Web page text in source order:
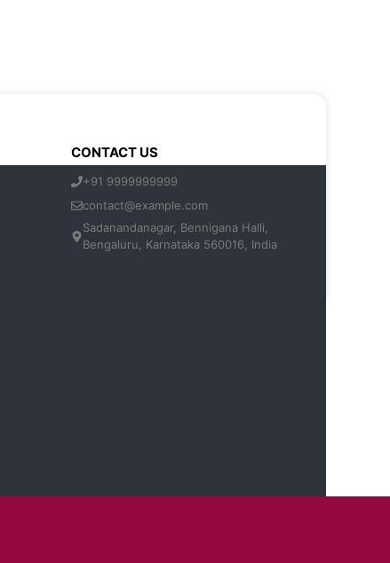
CONTACT US
+91 9999999999
contact@example.com
Sadanandanagar, Bennigana Halli,
Bengaluru, Karnataka 560016, India